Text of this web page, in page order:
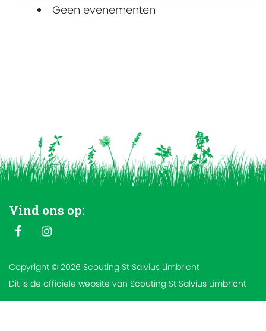
Geen evenementen
Vind ons op:
Copyright © 2026 Scouting St Salvius Limbricht
Dit is de officiële website van Scouting St Salvius Limbricht